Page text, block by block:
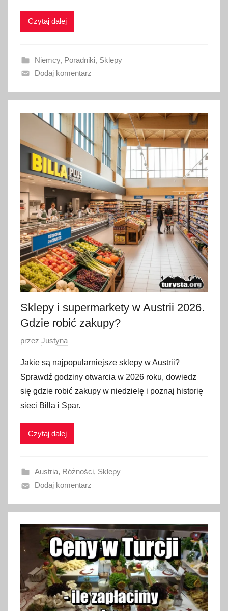
w
n
o
0
l
t
o
2
0
2
6
Czytaj dalej
Niemcy, Poradniki, Sklepy
Dodaj komentarz
Sklepy i supermarkety w Austrii 2026.
Gdzie robić zakupy?
O
u
b
l
i
w
n
o
9
l
g
o
2
przez Justyna
Jakie są najpopularniejsze sklepy w Austrii?
Sprawdź godziny otwarcia w 2026 roku, dowiedz
się gdzie robić zakupy w niedzielę i poznaj historię
sieci Billa i Spar.
Czytaj dalej
Austria, Różności, Sklepy
Dodaj komentarz